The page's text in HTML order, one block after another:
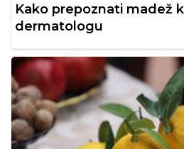
Kako prepoznati madež
dermatologu